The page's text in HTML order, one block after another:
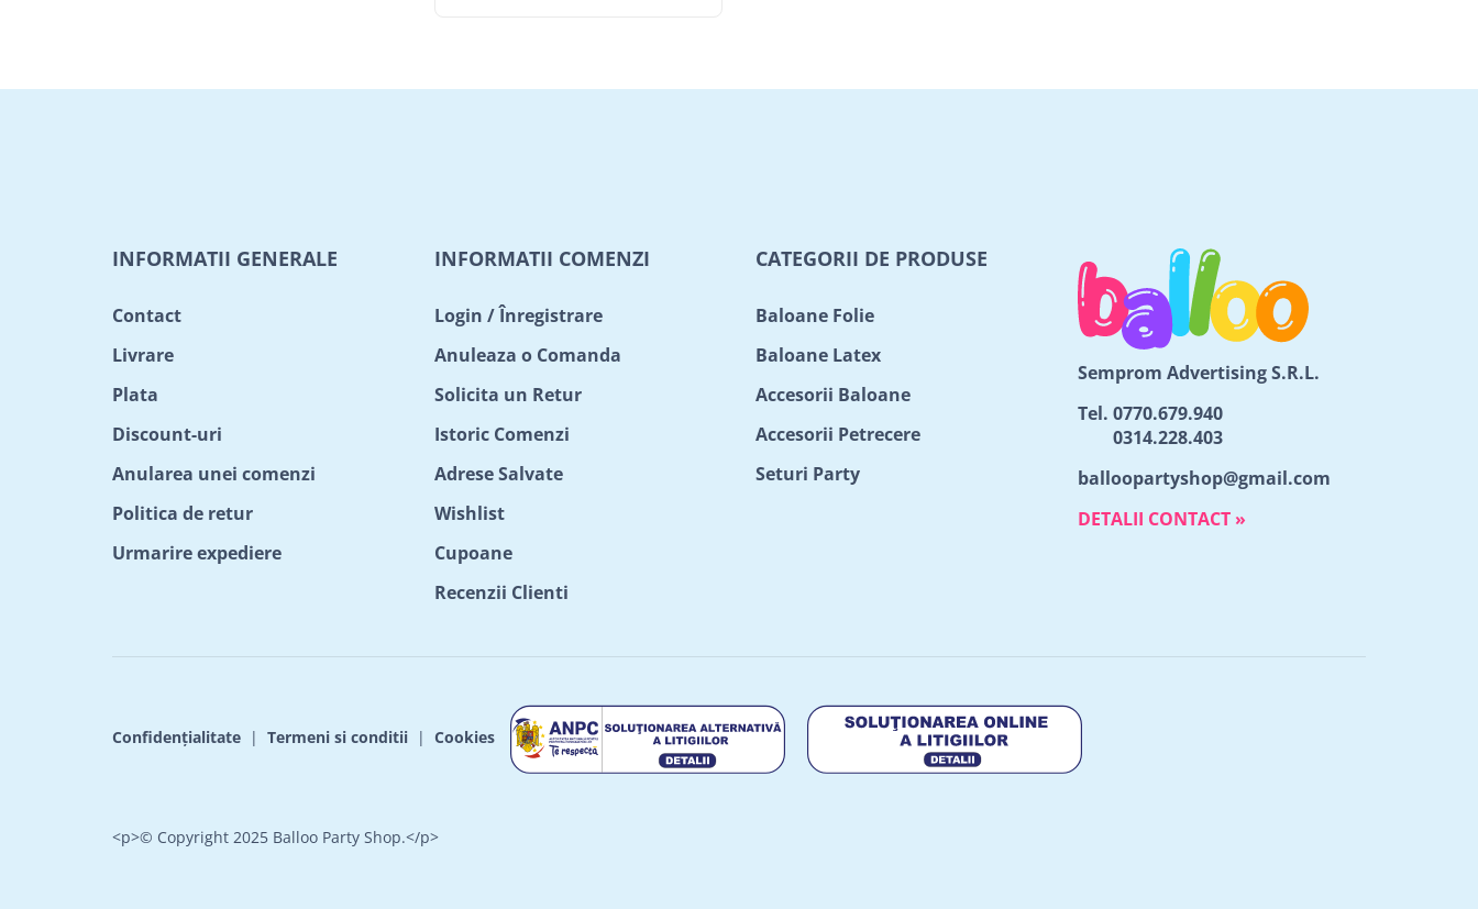
INFORMATII GENERALE
Contact
Livrare
Plata
Discount-uri
Anularea unei comenzi
Politica de retur
Urmarire expediere
INFORMATII COMENZI
Login / Înregistrare
Anuleaza o Comanda
Solicita un Retur
Istoric Comenzi
Adrese Salvate
Wishlist
Cupoane
Recenzii Clienti
CATEGORII DE PRODUSE
Baloane Folie
Baloane Latex
Accesorii Baloane
Accesorii Petrecere
Seturi Party
Semprom Advertising S.R.L.
Tel. 0770.679.940
0314.228.403
balloopartyshop@gmail.com
DETALII CONTACT »
Confidențialitate | Termeni si conditii | Cookies
<p>© Copyright 2025 Balloo Party Shop.</p>